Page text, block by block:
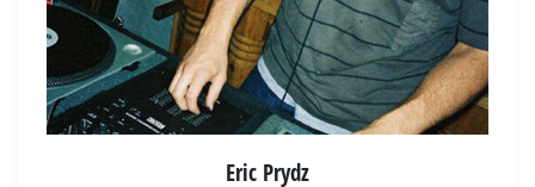
Eric Prydz